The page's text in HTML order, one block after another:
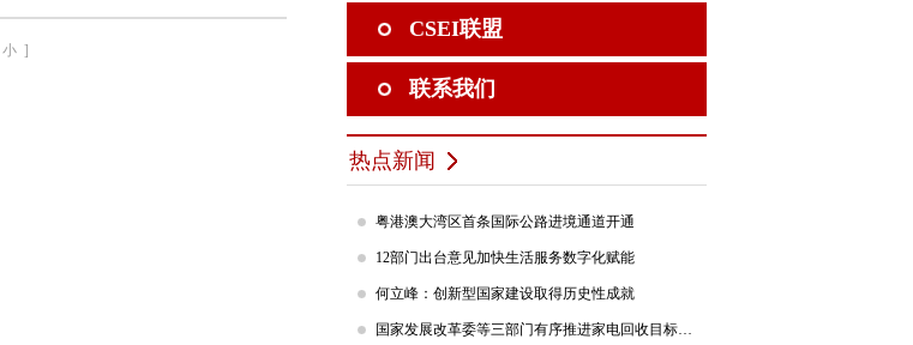
小 ]
CSEI联盟
联系我们
热点新闻
粤港澳大湾区首条国际公路进境通道开通
12部门出台意见加快生活服务数字化赋能
何立峰：创新型国家建设取得历史性成就
国家发展改革委等三部门有序推进家电回收目标责任制行动